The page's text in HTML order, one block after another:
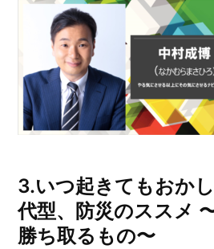
3.いつ起きてもおか
代型、防災のススメ
勝ち取るもの〜